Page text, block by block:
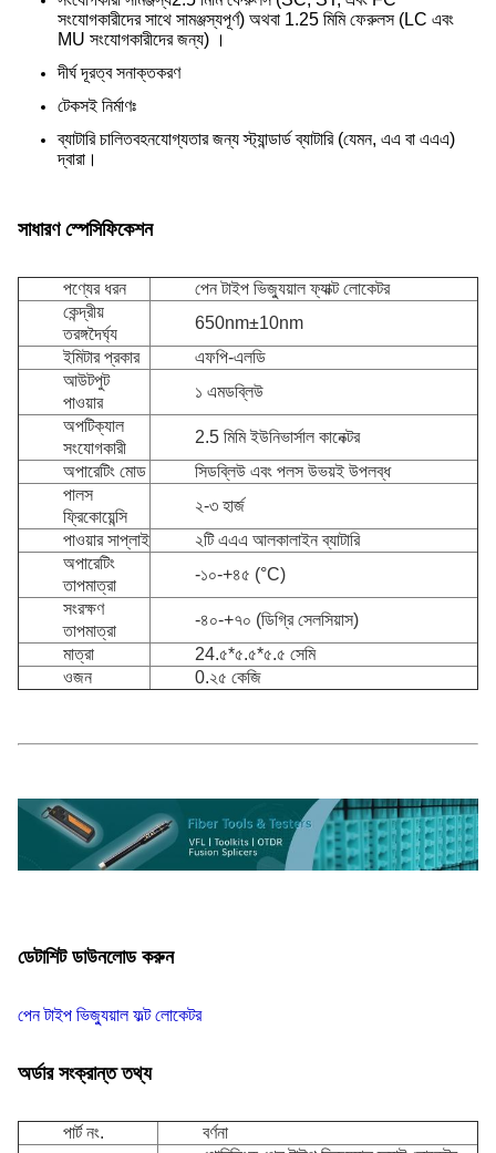
সংযোগকারীদের সাথে সামঞ্জস্যপূর্ণ) অথবা 1.25 মিমি ফেরুলস (LC এবং
MU সংযোগকারীদের জন্য) ।
দীর্ঘ দূরত্ব সনাক্তকরণ
টেকসই নির্মাণঃ
ব্যাটারি চালিতবহনযোগ্যতার জন্য স্ট্যান্ডার্ড ব্যাটারি (যেমন, এএ বা এএএ)
দ্বারা।
সাধারণ স্পেসিফিকেশন
পণ্যের ধরন
পেন টাইপ ভিজ্যুয়াল ফ্যাক্ট লোকেটর
কেন্দ্রীয়
তরঙ্গদৈর্ঘ্য
650nm±10nm
ইমিটার প্রকার
এফপি-এলডি
আউটপুট
পাওয়ার
১ এমডব্লিউ
অপটিক্যাল
সংযোগকারী
2.5 মিমি ইউনিভার্সাল কানেক্টর
অপারেটিং মোড
সিডব্লিউ এবং পলস উভয়ই উপলব্ধ
পালস
ফ্রিকোয়েন্সি
২-৩ হার্জ
পাওয়ার সাপ্লাই
২টি এএএ আলকালাইন ব্যাটারি
অপারেটিং
তাপমাত্রা
-১০-+৪৫ (°C)
সংরক্ষণ
তাপমাত্রা
-৪০-+৭০ (ডিগ্রি সেলসিয়াস)
মাত্রা
24.৫*৫.৫*৫.৫ সেমি
ওজন
0.২৫ কেজি
ডেটাশিট ডাউনলোড করুন
পেন টাইপ ভিজ্যুয়াল ফল্ট লোকেটর
অর্ডার সংক্রান্ত তথ্য
পার্ট নং.
বর্ণনা